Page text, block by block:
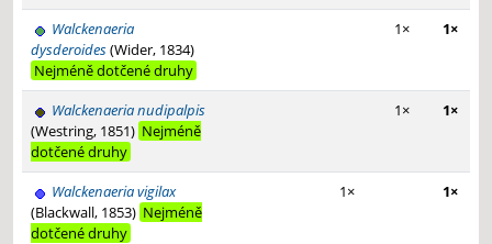
Walckenaeria
dysderoides(Wider, 1834)
Nejméně dotčené druhy
1× 1×
Walckenaeria nudipalpis
(Westring, 1851) Nejméně
dotčené druhy
1× 1×
Walckenaeria vigilax
(Blackwall, 1853) Nejméně
dotčené druhy
1× 1×